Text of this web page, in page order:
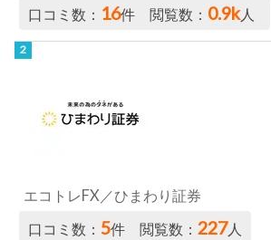
口コミ数： 16件 閲覧数： 0.9k人
エコトレFX／ひまわり証券
口コミ数：5件 閲覧数：227人